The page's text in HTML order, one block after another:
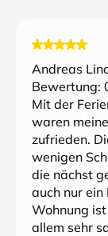
Andreas
Bewertung:
Mit der
waren
zufrieden.
wenigen
die nächst
auch nur
Wohnung
allem sehr